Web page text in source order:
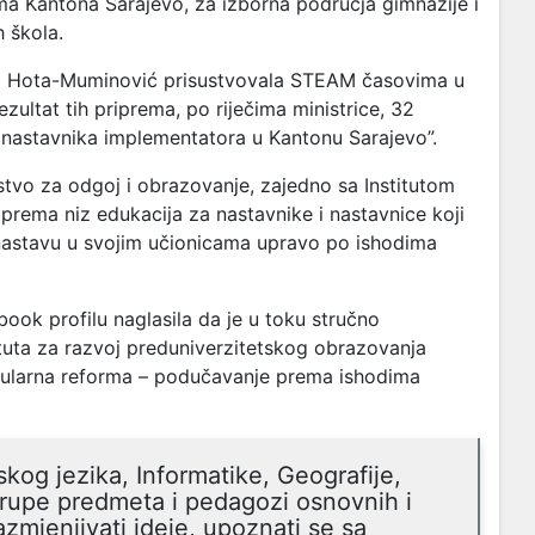
škola.
Muminović prisustvovala STEAM časovima u
tih priprema, po riječima ministrice, 32
implementatora u Kantonu Sarajevo”.
za odgoj i obrazovanje, zajedno sa Institutom
niz edukacija za nastavnike i nastavnice koji
u svojim učionicama upravo po ishodima
profilu naglasila da je u toku stručno
za razvoj preduniverzitetskog obrazovanja
reforma – podučavanje prema ishodima
jezika, Informatike, Geografije,
predmeta i pedagozi osnovnih i
ideje, upoznati se sa